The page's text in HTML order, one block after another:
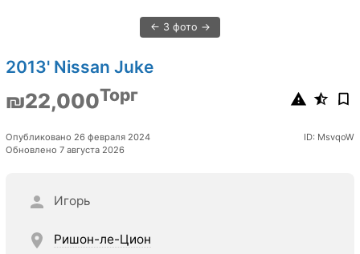
3 фото
2013' Nissan Juke
₪22,000Торг
Опубликовано 26 февраля 2024
Обновлено 7 августа 2026
ID: MsvqoW
Игорь
Ришон-ле-Цион